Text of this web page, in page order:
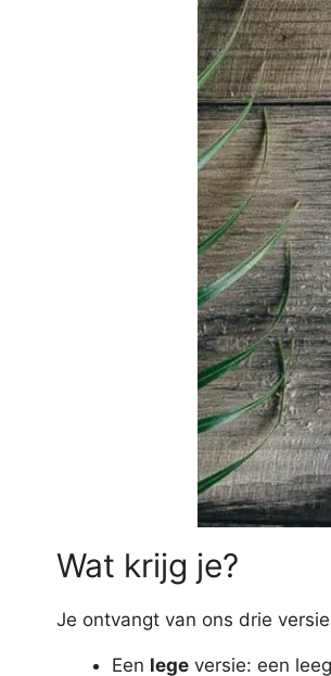
Wat krijg je?
Je ontvangt van ons drie
Een lege versie: een